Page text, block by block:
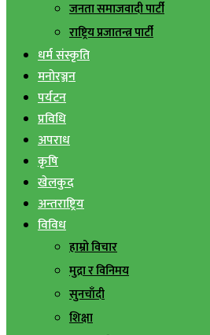
जनता समाजवादी पार्टी
राष्ट्रिय प्रजातन्त्र पार्टी
धर्म संस्कृति
मनोरञ्जन
पर्यटन
प्रविधि
अपराध
कृषि
खेलकुद
अन्तराष्ट्रिय
विविध
हाम्रो विचार
मुद्रा र विनिमय
सुनचाँदी
शिक्षा